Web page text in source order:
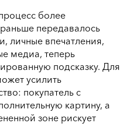
более
передавалось
личные впечатления,
медиа, теперь
подсказку. Для
усилить
покупатель с
картину, а
зоне рискует